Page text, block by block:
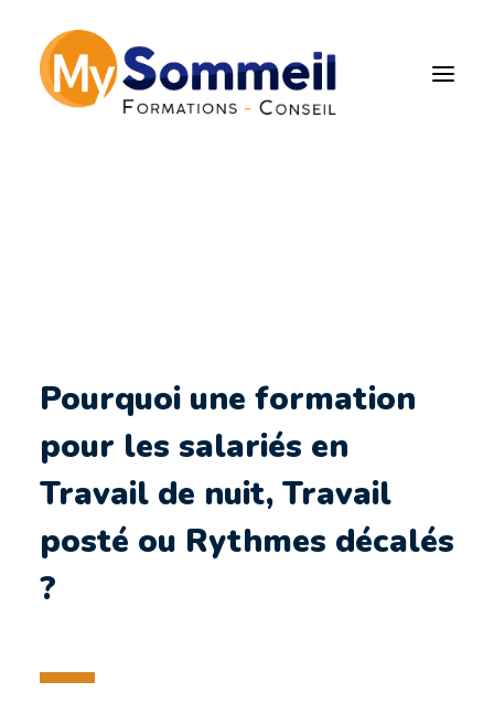
Formation Sommeil et
Pourquoi une formation
pour les salariés en
Travail de nuit, Travail
posté ou Rythmes décalés
?